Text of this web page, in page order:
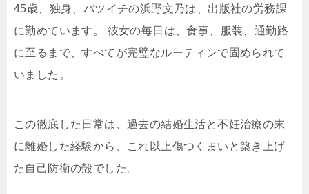
45歳、独身、バツイチの浜野文乃は、出版社の労務課
に勤めています。 彼女の毎日は、食事、服装、通勤路
に至るまで、すべてが完璧なルーティンで固められて
いました。
この徹底した日常は、過去の結婚生活と不妊治療の末
に離婚した経験から、これ以上傷つくまいと築き上げ
た自己防衛の殻でした。